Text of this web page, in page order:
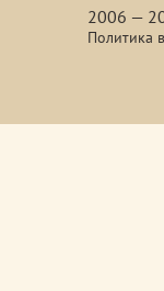
2006 —
Политика